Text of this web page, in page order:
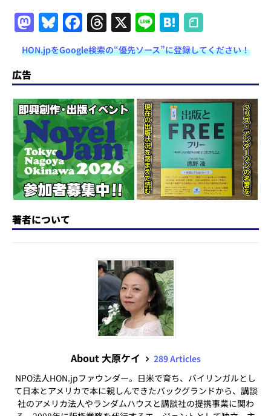
M
a
st
o
d
o
n
Bl
u
e
s
k
y
F
a
c
e
b
o
o
k
T
h
re
a
d
s
X Li
n
e
H
at
e
n
a
HON.jpをGoogle検索の“優先ソース”に登録してください！
広告
著者について
About 大原ケイ
289 Articles
NPO法人HON.jpファウンダー。日米で育ち、バイリンガルとし
て日本とアメリカで本に親しんできたバックグランドから、講談
社のアメリカ法人やランダムハウスと講談社の提携事業に関わ